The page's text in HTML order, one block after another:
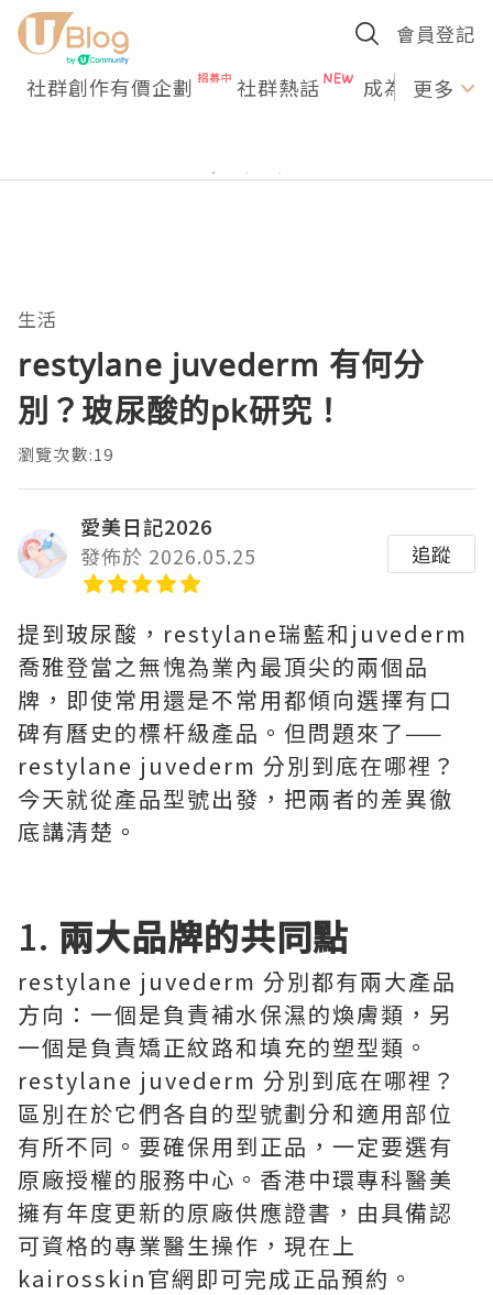
會員登記
社群創作有價企劃 社群熱話 成為U更多
生活
restylane juvederm 有何分
別？玻尿酸的pk研究！
瀏覽次數:19
愛美日記2026
發佈於 2026.05.25
追蹤
提到玻尿酸，restylane瑞藍和juvederm
喬雅登當之無愧為業內最頂尖的兩個品
牌，即使常用還是不常用都傾向選擇有口
碑有曆史的標杆級產品。但問題來了——
restylane juvederm 分別到底在哪裡？
今天就從產品型號出發，把兩者的差異徹
底講清楚。
1. 兩大品牌的共同點
restylane juvederm 分別都有兩大產品
方向：一個是負責補水保濕的煥膚類，另
一個是負責矯正紋路和填充的塑型類。
restylane juvederm 分別到底在哪裡？
區別在於它們各自的型號劃分和適用部位
有所不同。要確保用到正品，一定要選有
原廠授權的服務中心。香港中環專科醫美
擁有年度更新的原廠供應證書，由具備認
可資格的專業醫生操作，現在上
kairosskin官網即可完成正品預約。